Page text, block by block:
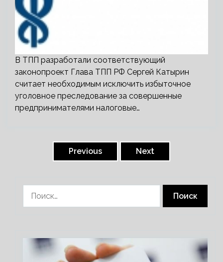
В ТПП разработали соответствующий
законопроект Глава ТПП РФ Сергей Катырин
считает необходимым исключить избыточное
уголовное преследование за совершенные
предпринимателями налоговые…
Previous Next